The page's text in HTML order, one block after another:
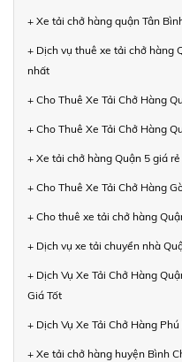
+ Xe tải chở hàng quận Tân
+ Dịch vụ thuê xe tải chở hàng
nhất
+ Cho Thuê Xe Tải Chở Hàng
+ Cho Thuê Xe Tải Chở Hàng
+ Xe tải chở hàng Quận 5 giá
+ Cho Thuê Xe Tải Chở Hàng
+ Cho thuê xe tải chở hàng
+ Dịch vụ xe tải chuyển nhà
+ Dịch Vụ Xe Tải Chở Hàng
Giá Tốt
+ Dịch Vụ Xe Tải Chở Hàng
+ Xe tải chở hàng huyện Bình